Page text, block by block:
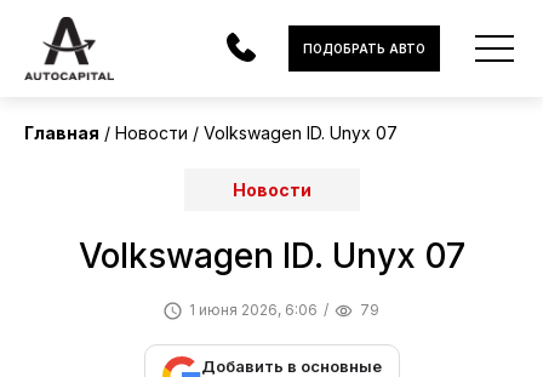
В НАЛИЧИИ
МОТОЦИКЛЫ
ПОДОБРАТЬ АВТО
Главная Новости Volkswagen ID. Unyx 07
Новости
Volkswagen ID. Unyx 07
1 июня 2026, 6:06 79
Добавить в основные